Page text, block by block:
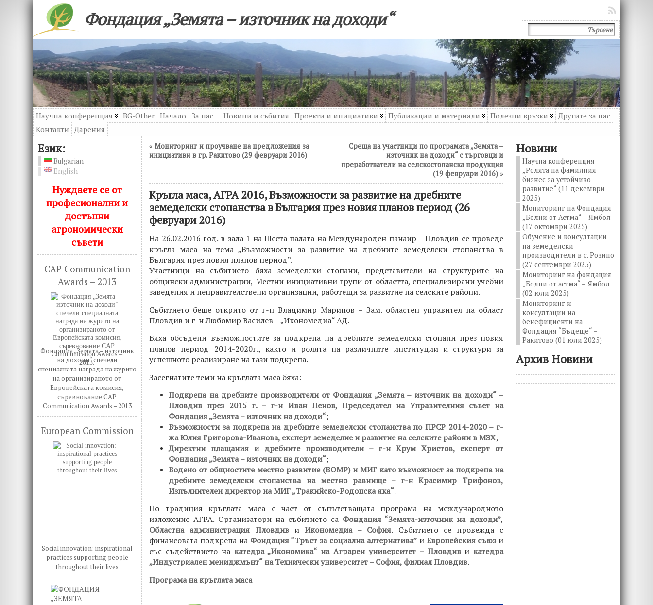
Фондация „Земята – източник на доходи“
Научна конференция BG-Other Начало За нас Новини и събития Проекти и инициативи Публикации и материали Полезни връзки
Другите за нас
Контакти
Дарения
Език:
Bulgarian
English
Нуждаете се от
професионални и
достъпни
агрономически
съвети
CAP Communication
Awards – 2013
Фондация „Земята – източник
на доходи“ спечели
специалната награда на журито
на организираното от
Европейската комисия,
съревнование CAP
Communication Awards – 2013
European Commission
Social innovation: inspirational
practices supporting people
throughout their lives
«Мониторинг и проучване на предложения за
инициативи в гр. Ракитово (29 февруари 2016)
Среща на участници по програмата „Земята –
източник на доходи“ с търговци и
преработватели на селскостопанска продукция
(19 февруари 2016) »
Кръгла маса, АГРА 2016, Възможности за развитие на дребните
земеделски стопанства в България през новия планов период (26
февруари 2016)
На 26.02.2016 год. в зала 1 на Шеста палата на Международен панаир – Пловдив се проведе
кръгла маса на тема „Възможности за развитие на дребните земеделски стопанства в
България през новия планов период”.
Участници на събитието бяха земеделски стопани, представители на структурите на
общински администрации, Местни инициативни групи от областта, специализирани учебни
заведения и неправителствени организации, работещи за развитие на селските райони.
Събитието беше открито от г-н Владимир Маринов – Зам. областен управител на област
Пловдив и г-н Любомир Василев – „Икономедиа“ АД.
Бяха обсъдени възможностите за подкрепа на дребните земеделски стопани през новия
планов период 2014-2020г., както и ролята на различните институции и структури за
успешното реализиране на тази подкрепа.
Засегнатите теми на кръглата маса бяха:
Подкрепа на дребните производители от Фондация „Земята – източник на доходи“ –
Пловдив през 2015 г. – г-н Иван Пенов, Председател на Управителния съвет на
Фондация „Земята – източник на доходи“;
Възможности за подкрепа на дребните земеделски стопанства по ПРСР 2014-2020 – г-
жа Юлия Григорова-Иванова, експерт земеделие и развитие на селските райони в МЗХ;
Директни плащания и дребните производители – г-н Крум Христов, експерт от
Фондация „Земята – източник на доходи“;
Водено от общностите местно развитие (ВОМР) и МИГ като възможност за подкрепа на
дребните земеделски стопанства на местно равнище – г-н Красимир Трифонов,
Изпълнителен директор на МИГ „Тракийско-Родопска яка“.
По традиция кръглата маса е част от съпътстващата програма на международното
изложение АГРА. Организатори на събитието са Фондация “Земята-източник на доходи”,
Областна администрация ПловдивиИкономедиа – София. Събитието се провежда с
финансовата подкрепа на Фондация “Тръст за социална алтернатива”и Европейския съюз и
със съдействието на катедра „Икономика“ на Аграрен университет – Пловдиви катедра
„Индустриален мениджмънт“ на Технически университет – София, филиал Пловдив.
Програма на кръглата маса
Новини
Научна конференция
„Ролята на фамилния
бизнес за устойчиво
развитие“ (11 декември
2025)
Мониторинг на Фондация
„Болни от Астма“ – Ямбол
(17 октомври 2025)
Обучение и консултации
на земеделски
производители в с. Розино
(27 септември 2025)
Мониторинг на фондация
„Болни от астма“ – Ямбол
(02 юли 2025)
Мониторинг и
консултации на
бенефициенти на
Фондация “Бъдеще“ –
Ракитово (01 юли 2025)
Архив Новини